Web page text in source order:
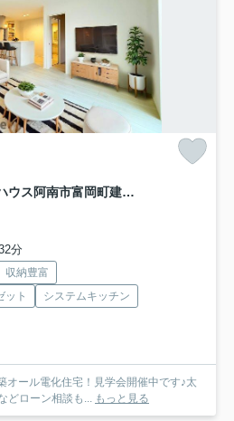
オール電化デザイナーズハウス阿南市富岡町建売②
分
収納豊富
ット
システムキッチン
オール電化住宅！見学会開催中です♪太
どローン相談も... もっと見る